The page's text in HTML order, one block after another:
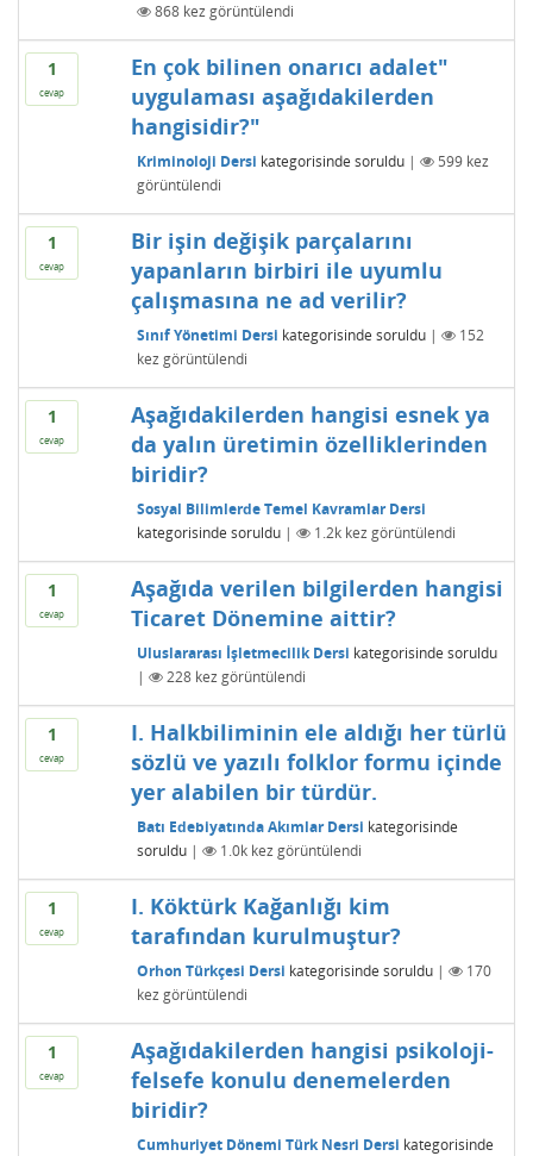
868kez görüntülendi
1
cevap
En çok bilinen onarıcı adalet"
uygulaması aşağıdakilerden
hangisidir?"
Kriminoloji Dersi kategorisinde soruldu | 599kez
görüntülendi
1
cevap
Bir işin değişik parçalarını
yapanların birbiri ile uyumlu
çalışmasına ne ad verilir?
Sınıf Yönetimi Dersi kategorisinde soruldu |
152
kez görüntülendi
1
cevap
Aşağıdakilerden hangisi esnek ya
da yalın üretimin özelliklerinden
biridir?
Sosyal Bilimlerde Temel Kavramlar Dersi
kategorisinde soruldu | 1.2kkez görüntülendi
1
cevap
Aşağıda verilen bilgilerden hangisi
Ticaret Dönemine aittir?
Uluslararası İşletmecilik Dersi kategorisinde soruldu
|
228kez görüntülendi
1
cevap
I. Halkbiliminin ele aldığı her türlü
sözlü ve yazılı folklor formu içinde
yer alabilen bir türdür.
Batı Edebiyatında Akımlar Dersi kategorisinde
soruldu | 1.0kkez görüntülendi
1
cevap
I. Köktürk Kağanlığı kim
tarafından kurulmuştur?
Orhon Türkçesi Dersi kategorisinde soruldu |
170
kez görüntülendi
1
cevap
Aşağıdakilerden hangisi psikoloji-
felsefe konulu denemelerden
biridir?
Cumhuriyet Dönemi Türk Nesri Dersi kategorisinde